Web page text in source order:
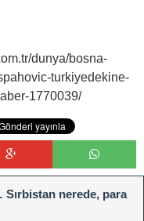
dunya/bosna-
turkiyedekine-
1770039/
nerede, para